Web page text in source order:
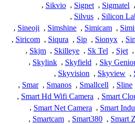
,
Sigmatel
,
Signet
,
Sikvio
,
Silicon
,
Silvus
,
,
Simicam
,
Simshine
,
Sineoji
,
,
Sionyx
,
Sip
,
Siqura
,
Siricom
,
,
Sjet
,
Sk Tel
,
Skilleye
,
Skjm
,
Sky
,
Skyfield
,
Skylink
,
,
Skyview
,
Skyvision
,
Sline
,
Smallcell
,
Smanos
,
Smar
,
Smart
,
Smart Hd Wifi Camera
,
Smart
,
Smart Net Camera
,
Smart
,
Smart380
,
Smartcam
,